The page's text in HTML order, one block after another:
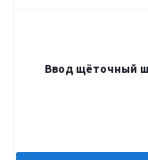
Ввод щёточный